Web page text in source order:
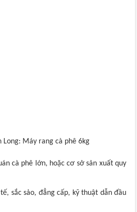
Long: Máy rang cà phê 6kg
cà phê lớn, hoặc cơ sở sản xuất quy
sắc sảo, đẳng cấp, kỹ thuật dẫn đầu